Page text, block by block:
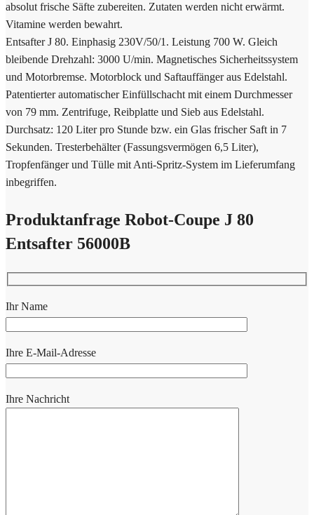
absolut frische Säfte zubereiten. Zutaten werden nicht erwärmt.
Vitamine werden bewahrt.
Entsafter J 80. Einphasig 230V/50/1. Leistung 700 W. Gleich
bleibende Drehzahl: 3000 U/min. Magnetisches Sicherheitssystem
und Motorbremse. Motorblock und Saftauffänger aus Edelstahl.
Patentierter automatischer Einfüllschacht mit einem Durchmesser
von 79 mm. Zentrifuge, Reibplatte und Sieb aus Edelstahl.
Durchsatz: 120 Liter pro Stunde bzw. ein Glas frischer Saft in 7
Sekunden. Tresterbehälter (Fassungsvermögen 6,5 Liter),
Tropfenfänger und Tülle mit Anti-Spritz-System im Lieferumfang
inbegriffen.
Produktanfrage Robot-Coupe J 80
Entsafter 56000B
Ihr Name
Ihre E-Mail-Adresse
Ihre Nachricht